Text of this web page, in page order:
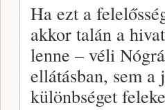
Ha ezt a
akkor talán a
lenne – véli
ellátásban, sem a
különbséget